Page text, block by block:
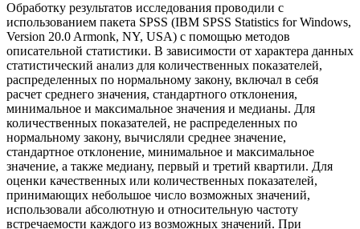
Обработку результатов исследования проводили с
использованием пакета SPSS (IBM SPSS Statistics for Windows,
Version 20.0 Armonk, NY, USA) с помощью методов
описательной статистики. В зависимости от характера данных
статистический анализ для количественных показателей,
распределенных по нормальному закону, включал в себя
расчет среднего значения, стандартного отклонения,
минимальное и максимальное значения и медианы. Для
количественных показателей, не распределенных по
нормальному закону, вычисляли среднее значение,
стандартное отклонение, минимальное и максимальное
значение, а также медиану, первый и третий квартили. Для
оценки качественных или количественных показателей,
принимающих небольшое число возможных значений,
использовали абсолютную и относительную частоту
встречаемости каждого из возможных значений. При